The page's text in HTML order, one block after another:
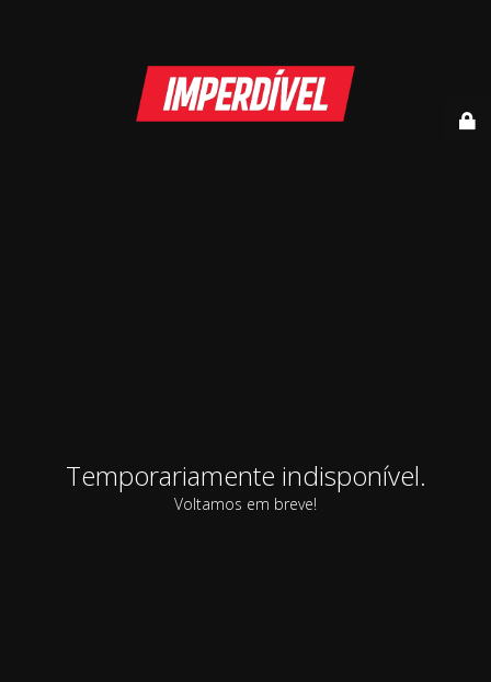
Temporariamente indisponível.
Voltamos em breve!